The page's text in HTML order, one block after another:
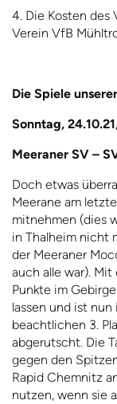
4. Die Kosten des
Verein VfB
Die Spiele
Sonntag,
Meeraner SV –
Doch etwas
Meerane am
mitnehmen (dies
in Thalheim nicht
der Meeraner
auch alle war).
Punkte im Gebirge
lassen und ist
beachtlichen 3.
abgerutscht. Die
gegen den
Rapid Chemnitz
nutzen, wenn sie